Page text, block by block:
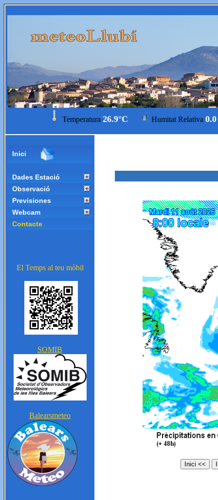
Temperatura 26.9°C Humitat Relativa
Inici
Dades Estació
Observació
Previsiones
Webcam
Contacte
El Temps al teu mòbil
SOMIB
Balearsmeteo